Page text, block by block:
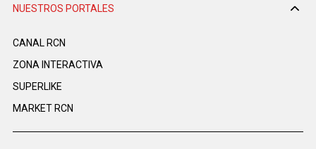
NUESTROS PORTALES
CANAL RCN
ZONA INTERACTIVA
SUPERLIKE
MARKET RCN